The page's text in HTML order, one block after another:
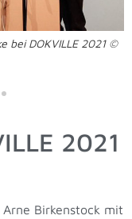
bei DOKVILLE 2021 ©
2021
Birkenstock mit